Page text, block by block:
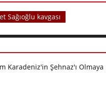
Sağıoğlu kavgası
Karadeniz'in Şehnaz'ı Olmaya